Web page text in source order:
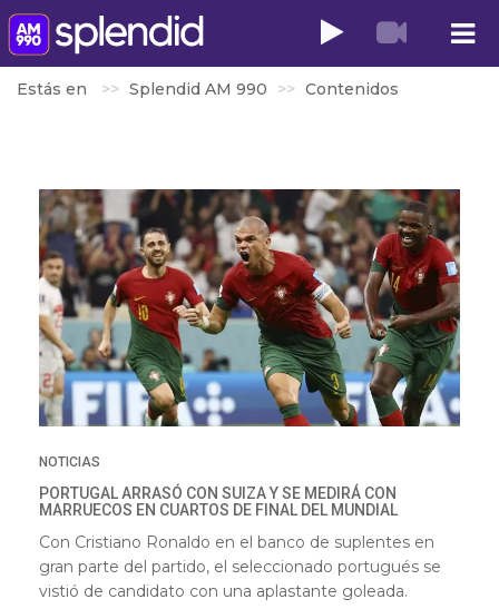
Estás en Splendid AM 990 Contenidos
NOTICIAS
PORTUGAL ARRASÓ CON SUIZA Y SE MEDIRÁ CON
MARRUECOS EN CUARTOS DE FINAL DEL MUNDIAL
Con Cristiano Ronaldo en el banco de suplentes en
gran parte del partido, el seleccionado portugués se
vistió de candidato con una aplastante goleada.